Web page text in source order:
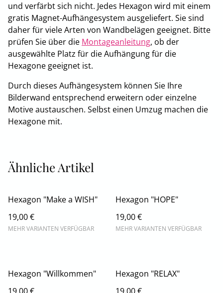
und verfärbt sich nicht. Jedes Hexagon wird mit einem
gratis Magnet-Aufhängesystem ausgeliefert. Sie sind
daher für viele Arten von Wandbelägen geeignet. Bitte
prüfen Sie über die Montageanleitung, ob der
ausgewählte Platz für die Aufhängung für die
Hexagone geeignet ist.
Durch dieses Aufhängesystem können Sie Ihre
Bilderwand entsprechend erweitern oder einzelne
Motive austauschen. Selbst einen Umzug machen die
Hexagone mit.
Ähnliche Artikel
Hexagon "Make a WISH"
19,00 €
MEHR VARIANTEN VERFÜGBAR
Hexagon "HOPE"
19,00 €
MEHR VARIANTEN VERFÜGBAR
Hexagon "Willkommen"
Hexagon "RELAX"